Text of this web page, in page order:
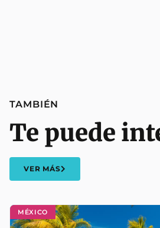
MÉXICO
TAMBIÉN
Te puede
VER MÁS